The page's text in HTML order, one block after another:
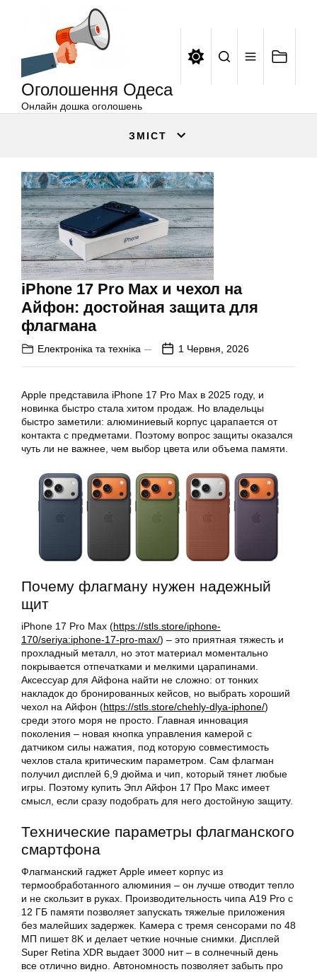
Оголошення Одеса
Онлайн дошка оголошень
ЗМІСТ
iPhone 17 Pro Max и чехол на
Айфон: достойная защита для
флагмана
Електроніка та техніка 1 Червня, 2026
Apple представила iPhone 17 Pro Max в 2025 году, и
новинка быстро стала хитом продаж. Но владельцы
быстро заметили: алюминиевый корпус царапается от
контакта с предметами. Поэтому вопрос защиты оказался
чуть ли не важнее, чем выбор цвета или объема памяти.
Почему флагману нужен надежный
щит
iPhone 17 Pro Max (https://stls.store/iphone-
170/seriya:iphone-17-pro-max/) – это приятная тяжесть и
прохладный металл, но этот материал моментально
покрывается отпечатками и мелкими царапинами.
Аксессуар для Айфона найти не сложно: от тонких
накладок до бронированных кейсов, но выбрать хороший
чехол на Айфон (https://stls.store/chehly-dlya-iphone/)
среди этого моря не просто. Главная инновация
поколения – новая кнопка управления камерой с
датчиком силы нажатия, под которую совместимость
чехлов стала критическим параметром. Сам флагман
получил дисплей 6,9 дюйма и чип, который тянет любые
игры. Поэтому купить Эпл Айфон 17 Про Макс имеет
смысл, если сразу подобрать для него достойную защиту.
Технические параметры флагманского
смартфона
Флагманский гаджет Apple имеет корпус из
термообработанного алюминия – он лучше отводит тепло
и не скользит в руках. Производительность чипа A19 Pro с
12 ГБ памяти позволяет запускать тяжелые приложения
без малейших задержек. Камера с тремя сенсорами по 48
МП пишет 8K и делает четкие ночные снимки. Дисплей
Super Retina XDR выдает 3000 нит – в солнечный день
все отлично видно. Автономность позволяет забыть про